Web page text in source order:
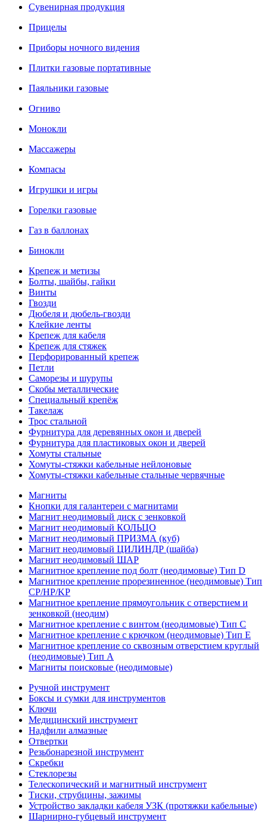
Сувенирная продукция
Прицелы
Приборы ночного видения
Плитки газовые портативные
Паяльники газовые
Огниво
Монокли
Массажеры
Компасы
Игрушки и игры
Горелки газовые
Газ в баллонах
Бинокли
Крепеж и метизы
Болты, шайбы, гайки
Винты
Гвозди
Дюбеля и дюбель-гвозди
Клейкие ленты
Крепеж для кабеля
Крепеж для стяжек
Перфорированный крепеж
Петли
Саморезы и шурупы
Скобы металлические
Специальный крепёж
Такелаж
Трос стальной
Фурнитура для деревянных окон и дверей
Фурнитура для пластиковых окон и дверей
Хомуты стальные
Хомуты-стяжки кабельные нейлоновые
Хомуты-стяжки кабельные стальные червячные
Магниты
Кнопки для галантереи с магнитами
Магнит неодимовый диск с зенковкой
Магнит неодимовый КОЛЬЦО
Магнит неодимовый ПРИЗМА (куб)
Магнит неодимовый ЦИЛИНДР (шайба)
Магнит неодимовый ШАР
Магнитное крепление под болт (неодимовые) Тип D
Магнитное крепление прорезиненное (неодимовые) Тип
CP/HP/KP
Магнитное крепление прямоугольник с отверстием и
зенковкой (неодим)
Магнитное крепление с винтом (неодимовые) Тип С
Магнитное крепление с крючком (неодимовые) Тип Е
Магнитное крепление со сквозным отверстием круглый
(неодимовые) Тип А
Магниты поисковые (неодимовые)
Ручной инструмент
Боксы и сумки для инструментов
Ключи
Медицинский инструмент
Надфили алмазные
Отвертки
Резьбонарезной инструмент
Скребки
Стеклорезы
Телескопический и магнитный инструмент
Тиски, струбцины, зажимы
Устройство закладки кабеля УЗК (протяжки кабельные)
Шарнирно-губцевый инструмент